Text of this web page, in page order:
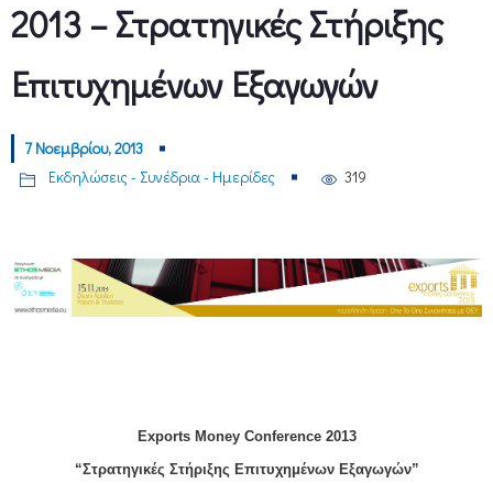
2013 – Στρατηγικές Στήριξης
Επιτυχημένων Εξαγωγών
7 Νοεμβρίου, 2013
Εκδηλώσεις - Συνέδρια - Ημερίδες
319
Exports Money Conference 2013
“Στρατηγικές Στήριξης Επιτυχημένων Εξαγωγών”